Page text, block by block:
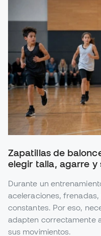
Zapatillas de
elegir talla, agarre y
Durante un
aceleraciones,
constantes. Por eso,
adapten correctamente
sus movimientos.